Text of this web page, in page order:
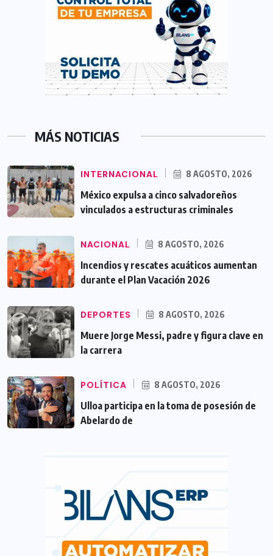
MÁS NOTICIAS
INTERNACIONAL 8 AGOSTO, 2026
México expulsa a cinco salvadoreños
vinculados a estructuras criminales
NACIONAL 8 AGOSTO, 2026
Incendios y rescates acuáticos aumentan
durante el Plan Vacación 2026
DEPORTES 8 AGOSTO, 2026
Muere Jorge Messi, padre y figura clave en
la carrera
POLÍTICA 8 AGOSTO, 2026
Ulloa participa en la toma de posesión de
Abelardo de